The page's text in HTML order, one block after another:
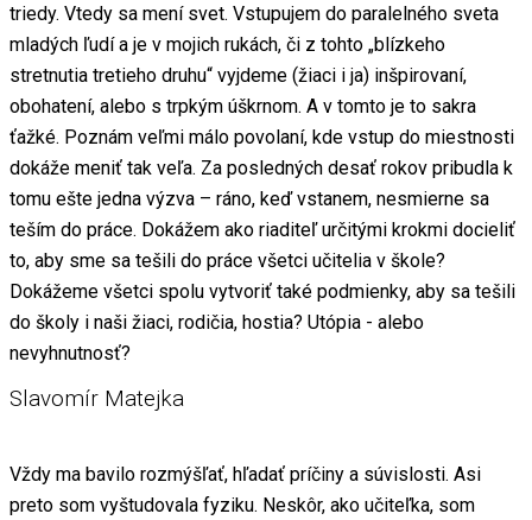
triedy. Vtedy sa mení svet. Vstupujem do paralelného sveta
mladých ľudí a je v mojich rukách, či z tohto „blízkeho
stretnutia tretieho druhu“ vyjdeme (žiaci i ja) inšpirovaní,
obohatení, alebo s trpkým úškrnom. A v tomto je to sakra
ťažké. Poznám veľmi málo povolaní, kde vstup do miestnosti
dokáže meniť tak veľa. Za posledných desať rokov pribudla k
tomu ešte jedna výzva – ráno, keď vstanem, nesmierne sa
teším do práce. Dokážem ako riaditeľ určitými krokmi docieliť
to, aby sme sa tešili do práce všetci učitelia v škole?
Dokážeme všetci spolu vytvoriť také podmienky, aby sa tešili
do školy i naši žiaci, rodičia, hostia? Utópia - alebo
nevyhnutnosť?
Slavomír Matejka
Vždy ma bavilo rozmýšľať, hľadať príčiny a súvislosti. Asi
preto som vyštudovala fyziku. Neskôr, ako učiteľka, som